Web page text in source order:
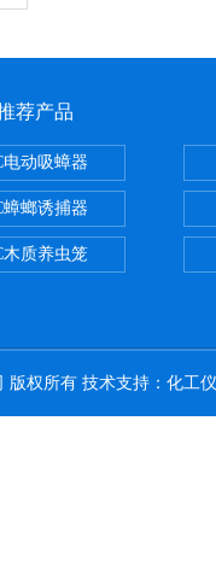
荐产品
电动吸蟑器
蟑螂诱捕器
木质养虫笼
权所有 技术支持： 化工